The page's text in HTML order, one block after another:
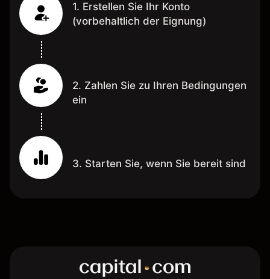
1. Erstellen Sie Ihr Konto
(vorbehaltlich der Eignung)
2. Zahlen Sie zu Ihren Bedingungen
ein
3. Starten Sie, wenn Sie bereit sind